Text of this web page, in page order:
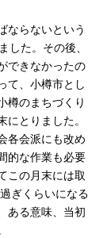
ならないという
た。その後、
できなかったの
て、小樽市とし
樽のまちづくり
とりました。
各会派にも改め
的な作業も必要
この月末には取
ぎくらいになる
ある意味、当初